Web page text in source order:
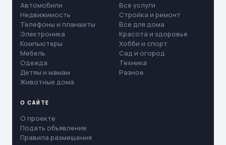
Автомобили
Недвижимость
Телефоны и планшеты
Электроника
Компьютеры
Мебель
Одежда
Детям и мамам
Животные дома
Все услуги
Стройка и ремонт
Все для дома
Красота и здоровье
Хобби и спорт
Сад и огород
Техника
Разное
О САЙТЕ
О проекте
Подать объявление
Правила размещения